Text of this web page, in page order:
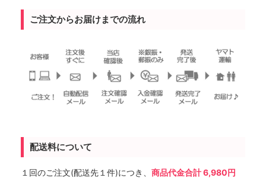
ご注文からお届けまでの流れ
配送料について
１回のご注文(配送先１件)につき、 商品代金合計 6,980円